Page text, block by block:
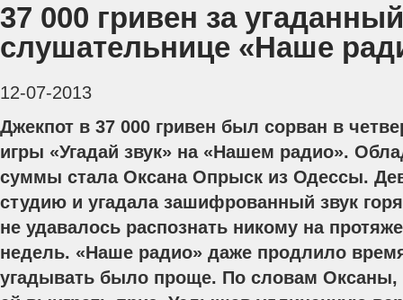
37 000 гривен за
слушательнице «Наше
12-07-2013
Джекпот в 37 000 гривен был сорван в
игры «Угадай звук» на «Нашем радио».
суммы стала Оксана Опрыск из Одессы.
студию и угадала зашифрованный звук
не удавалось распознать никому на
недель. «Наше радио» даже продлило
угадывать было проще. По словам Оксаны,